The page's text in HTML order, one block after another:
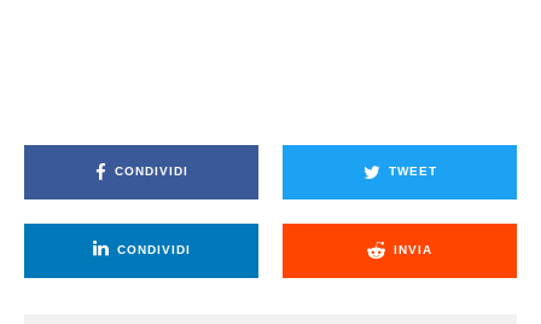
CONDIVIDI TWEET
CONDIVIDI INVIA